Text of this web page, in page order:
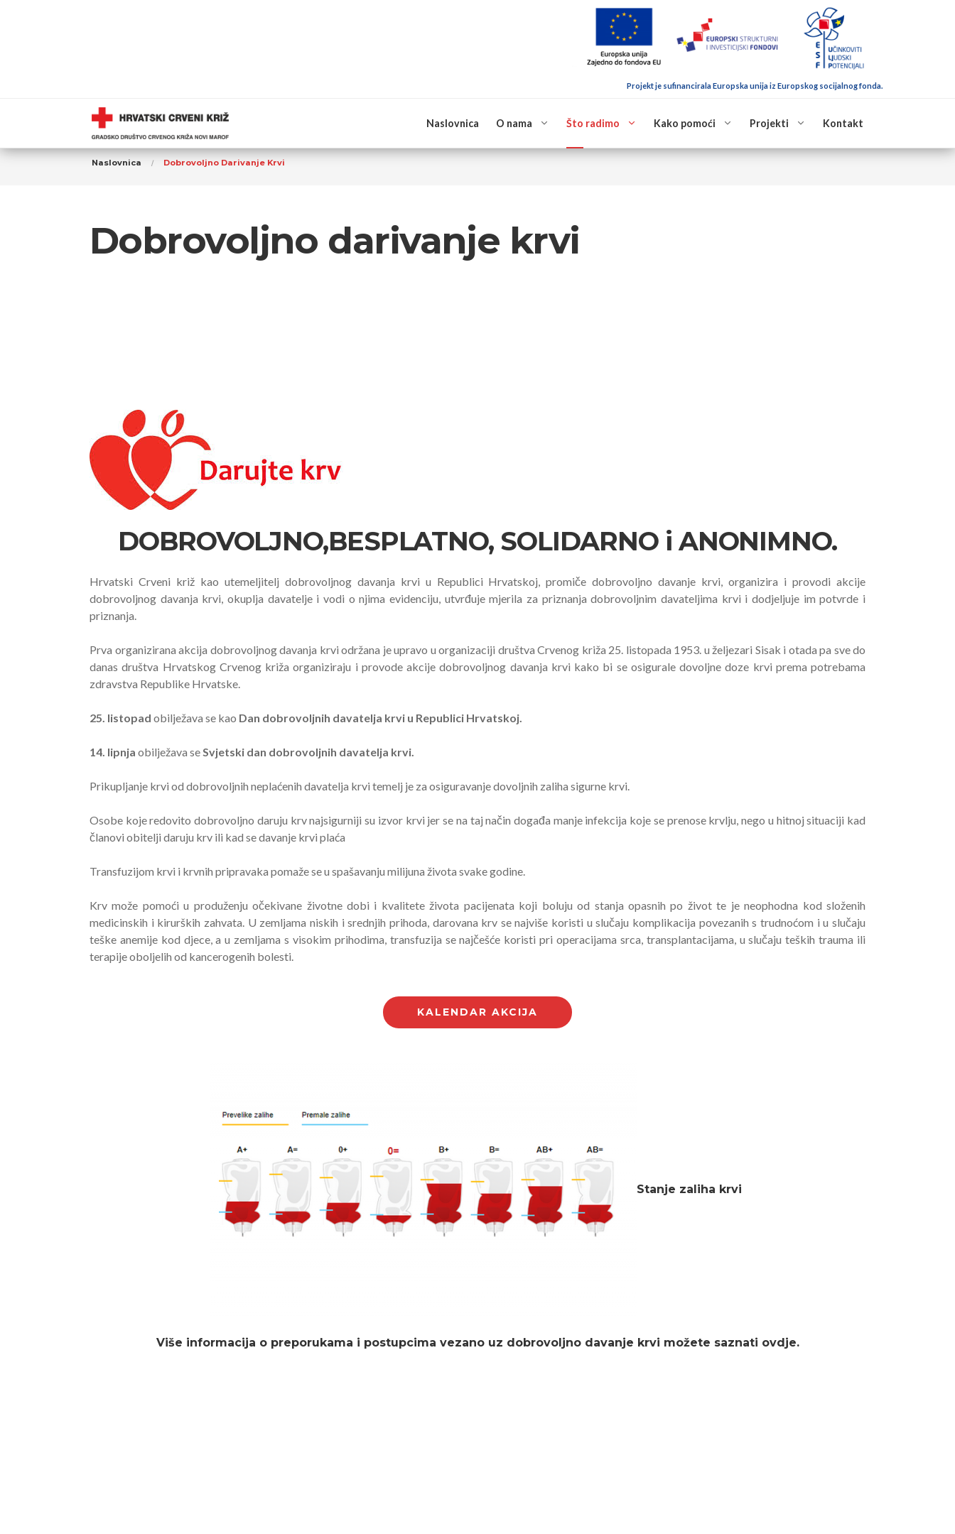
Projekt je sufinancirala Europska unija iz Europskog socijalnog fonda.
Naslovnica O nama Što radimo Kako pomoći Projekti Kontakt
Naslovnica Dobrovoljno Darivanje Krvi
Dobrovoljno darivanje krvi
DOBROVOLJNO,BESPLATNO, SOLIDARNO i ANONIMNO.
Hrvatski Crveni križ kao utemeljitelj dobrovoljnog davanja krvi u Republici Hrvatskoj, promiče dobrovoljno davanje krvi, organizira i provodi akcije
dobrovoljnog davanja krvi, okuplja davatelje i vodi o njima evidenciju, utvrđuje mjerila za priznanja dobrovoljnim davateljima krvi i dodjeljuje im potvrde i
priznanja.
Prva organizirana akcija dobrovoljnog davanja krvi održana je upravo u organizaciji društva Crvenog križa 25. listopada 1953. u željezari Sisak i otada pa sve do
danas društva Hrvatskog Crvenog križa organiziraju i provode akcije dobrovoljnog davanja krvi kako bi se osigurale dovoljne doze krvi prema potrebama
zdravstva Republike Hrvatske.
25. listopad obilježava se kao Dan dobrovoljnih davatelja krvi u Republici Hrvatskoj.
14. lipnja obilježava seSvjetski dan dobrovoljnih davatelja krvi.
Prikupljanje krvi od dobrovoljnih neplaćenih davatelja krvi temelj je za osiguravanje dovoljnih zaliha sigurne krvi.
Osobe koje redovito dobrovoljno daruju krv najsigurniji su izvor krvi jer se na taj način događa manje infekcija koje se prenose krvlju, nego u hitnoj situaciji kad
članovi obitelji daruju krv ili kad se davanje krvi plaća
Transfuzijom krvi i krvnih pripravaka pomaže se u spašavanju milijuna života svake godine.
Krv može pomoći u produženju očekivane životne dobi i kvalitete života pacijenata koji boluju od stanja opasnih po život te je neophodna kod složenih
medicinskih i kirurških zahvata. U zemljama niskih i srednjih prihoda, darovana krv se najviše koristi u slučaju komplikacija povezanih s trudnoćom i u slučaju
teške anemije kod djece, a u zemljama s visokim prihodima, transfuzija se najčešće koristi pri operacijama srca, transplantacijama, u slučaju teških trauma ili
terapije oboljelih od kancerogenih bolesti.
KALENDAR AKCIJA
Stanje zaliha krvi
Više informacija o preporukama i postupcima vezano uz dobrovoljno davanje krvi možete saznati ovdje.